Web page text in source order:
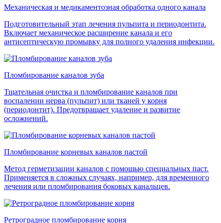
Механическая и медикаментозная обработка одного канала
Подготовительный этап лечения пульпита и периодонтита.
Включает механическое расширение канала и его
антисептическую промывку для полного удаления инфекции.
Пломбирование каналов зуба
Тщательная очистка и пломбирование каналов при
воспалении нерва (пульпит) или тканей у корня
(периодонтит). Предотвращает удаление и развитие
осложнений.
Пломбирование корневых каналов пастой
Метод герметизации каналов с помощью специальных паст.
Применяется в сложных случаях, например, для временного
лечения или пломбирования боковых канальцев.
Ретроградное пломбирование корня